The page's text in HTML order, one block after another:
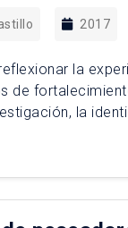
2017
la
de
la